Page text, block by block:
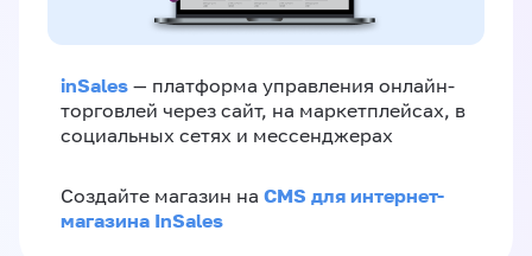
inSales — платформа управления онлайн-
торговлей через сайт, на маркетплейсах, в
социальных сетях и мессенджерах
Создайте магазин на CMS для интернет-
магазина InSales